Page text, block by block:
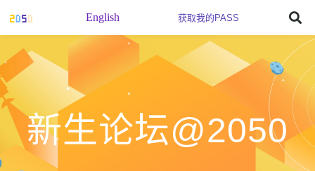
English 获取我的PASS
新生论坛@2050